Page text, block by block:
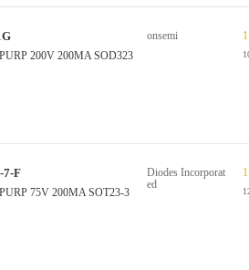
200V 200MA SOD323
onsemi
7-F
75V 200MA SOT23-3
Diodes Incorporat
ed